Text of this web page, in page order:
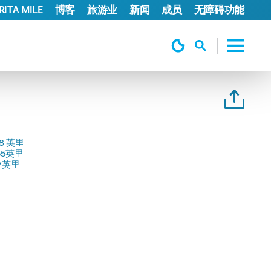
MILE 博客 旅游业 新闻 成员 无障碍功能
英里
英里
里